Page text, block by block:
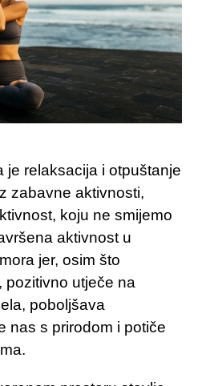
je relaksacija i otpuštanje
zabavne aktivnosti,
koju ne smijemo
aktivnost u
jer, osim što
pozitivno utječe na
poboljšava
nas s prirodom i potiče